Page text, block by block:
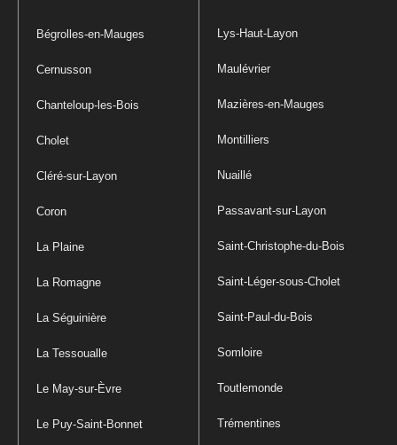
Bégrolles-en-Mauges
Cernusson
Chanteloup-les-Bois
Cholet
Cléré-sur-Layon
Coron
La Plaine
La Romagne
La Séguinière
La Tessoualle
Le May-sur-Èvre
Le Puy-Saint-Bonnet
Lys-Haut-Layon
Maulévrier
Mazières-en-Mauges
Montilliers
Nuaillé
Passavant-sur-Layon
Saint-Christophe-du-Bois
Saint-Léger-sous-Cholet
Saint-Paul-du-Bois
Somloire
Toutlemonde
Trémentines